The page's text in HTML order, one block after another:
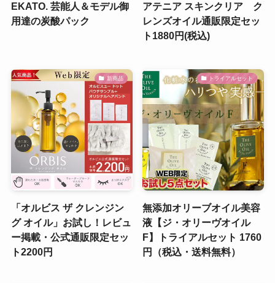
EKATO. 芸能人＆モデル御
用達の炭酸パック
アテニア スキンクリア ク
レンズオイル通販限定セッ
ト1880円(税込)
新商品
「オルビス ザ クレンジン
グ オイル」お試し！レビュ
ー掲載・公式通販限定セッ
ト2200円
トライアルセット
無添加オリーブオイル美容
液【ジ・オリーヴオイル
F】トライアルセット 1760
円（税込・送料無料）